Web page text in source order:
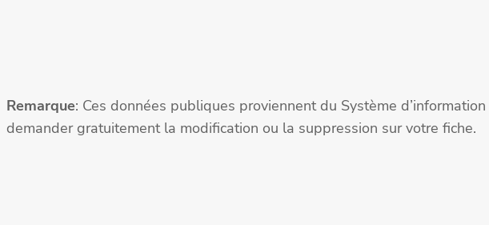
Remarque: Ces données publiques proviennent du Système
demander gratuitement la modification ou la suppression sur votre fiche.